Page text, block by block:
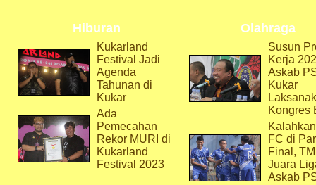
Hiburan Olahraga
Kukarland
Festival Jadi
Agenda
Tahunan di
Kukar
Ada
Pemecahan
Rekor MURI di
Kukarland
Festival 2023
Susun
Kerja
Askab
Kukar
Kongres
FC di
Final,
Juara
Askab